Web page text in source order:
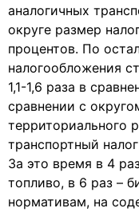
аналогичных
округе размер
процентов. По
налогообложения
1,1-1,6 раза в
сравнении с
территориального
транспортный
За это время в 4
топливо, в 6 раз –
нормативам, на